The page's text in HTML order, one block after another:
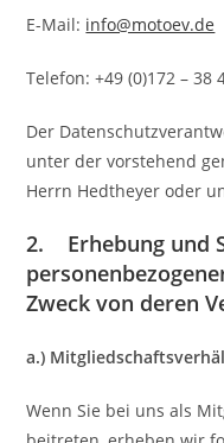
E-Mail: info@motoev.de
Telefon: +49 (0)172 – 38
Der
unter der vorstehend
Herrn Hedtheyer oder
2. Erhebung und
Zweck von deren
a.)
Wenn Sie bei uns als